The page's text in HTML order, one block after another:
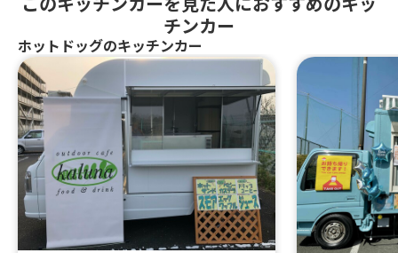
チンカー
ホットドッグのキッチンカー